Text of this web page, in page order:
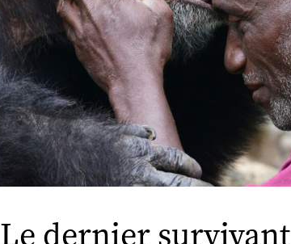
Le dernier survivant